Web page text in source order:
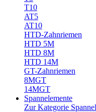
T10
AT5
AT10
HTD-Zahnriemen
HTD 5M
HTD 8M
HTD 14M
GT-Zahnriemen
8MGT
14MGT
Spannelemente
Zur Kategorie